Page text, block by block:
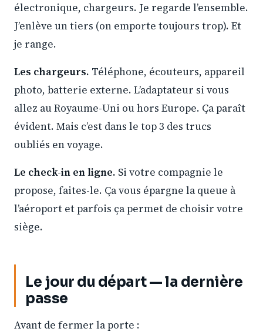
électronique, chargeurs. Je regarde l’ensemble.
J’enlève un tiers (on emporte toujours trop). Et
je range.
Les chargeurs. Téléphone, écouteurs, appareil
photo, batterie externe. L’adaptateur si vous
allez au Royaume-Uni ou hors Europe. Ça paraît
évident. Mais c’est dans le top 3 des trucs
oubliés en voyage.
Le check-in en ligne. Si votre compagnie le
propose, faites-le. Ça vous épargne la queue à
l’aéroport et parfois ça permet de choisir votre
siège.
Le jour du départ — la dernière
passe
Avant de fermer la porte :